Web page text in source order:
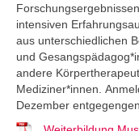
intensiven
aus unterschiedlichen
und
andere
Mediziner*innen.
Dezember